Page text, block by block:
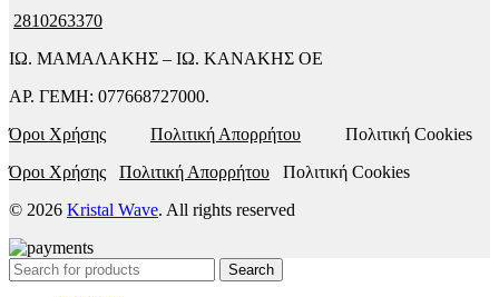
2810263370
ΙΩ. ΜΑΜΑΛΑΚΗΣ – ΙΩ. ΚΑΝΑΚΗΣ ΟΕ
ΑΡ. ΓΕΜΗ: 077668727000.
Όροι Χρήσης
Πολιτική Απορρήτου Πολιτική Cookies
Όροι Χρήσης
Πολιτική Απορρήτου Πολιτική Cookies
© 2026 Kristal Wave. All rights reserved
Search